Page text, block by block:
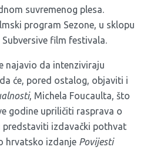
suvremenog plesa.
program Sezone, u sklopu
film festivala.
najavio da intenziviraju
će, pored ostalog, objaviti i
, Michela Foucaulta, što
godine upriličiti rasprava o
predstaviti izdavački pothvat
hrvatsko izdanje Povijesti